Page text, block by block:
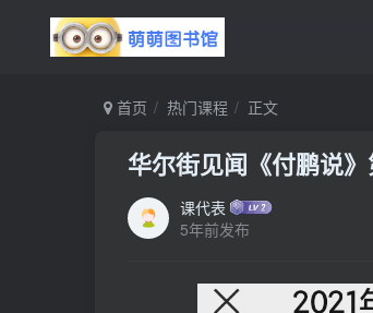
首页 热门课程 正文
华尔街见闻《付鹏说
课代表
5年前发布